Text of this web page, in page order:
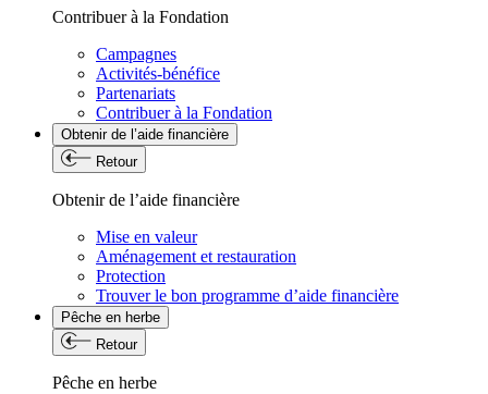
Contribuer à la Fondation
Campagnes
Activités-bénéfice
Partenariats
Contribuer à la Fondation
Obtenir de l’aide financière
Retour
Obtenir de l’aide financière
Mise en valeur
Aménagement et restauration
Protection
Trouver le bon programme d’aide financière
Pêche en herbe
Retour
Pêche en herbe